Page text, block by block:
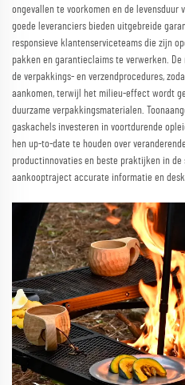
ongevallen te voorkomen en de
goede leveranciers bieden uitgebreide
responsieve klantenserviceteams die zijn
pakken en garantieclaims te verwerken.
de verpakkings- en verzendprocedures,
aankomen, terwijl het milieu-effect wordt
duurzame verpakkingsmaterialen.
gaskachels investeren in voortdurende
hen up-to-date te houden over
productinnovaties en beste praktijken in
aankooptraject accurate informatie en